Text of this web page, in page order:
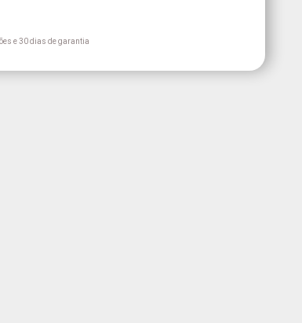
e 30 dias de garantia